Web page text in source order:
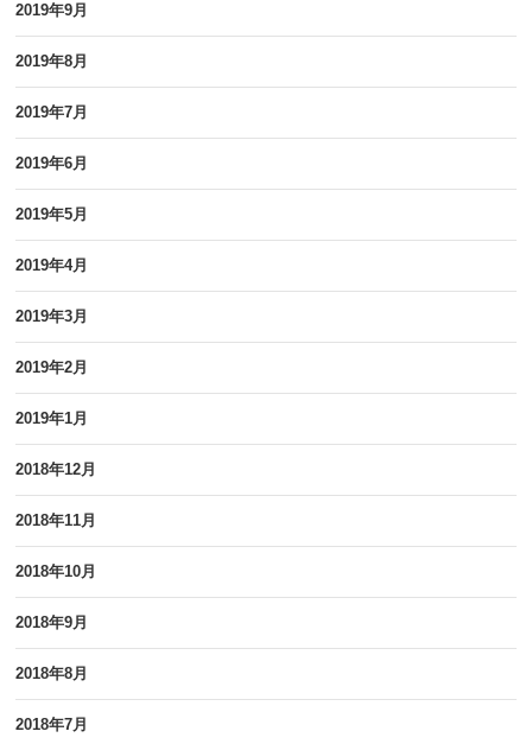
2019年9月
2019年8月
2019年7月
2019年6月
2019年5月
2019年4月
2019年3月
2019年2月
2019年1月
2018年12月
2018年11月
2018年10月
2018年9月
2018年8月
2018年7月